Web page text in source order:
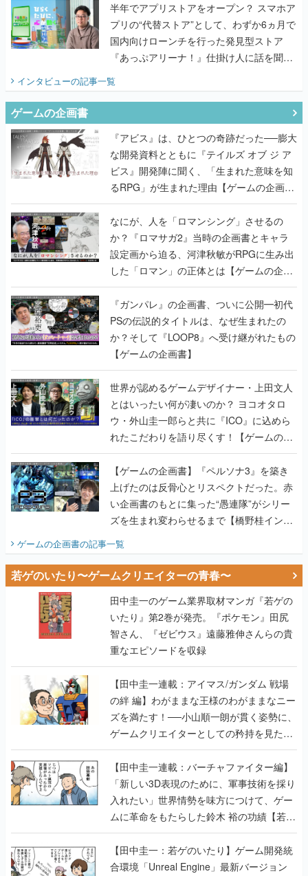
半年でアプリストアをオープン？ スマホア
プリの“代替ストア”として、わずか6ヵ月で
国内向けローンチを行った発見型ストア
『あっぷアリーナ！』仕掛け人に話を聞い
てみた
インタビューの記事一覧
ゲームの企画書
『アビス』は、ひとつの奇跡だった──膨大
な開発資料とともに『テイルズ オブ ジ ア
ビス』開発陣に聞く、「生まれた意味を知
るRPG」が生まれた理由【ゲームの企画
書】
なにが、人を「ロマンシング」させるの
か？『ロマサガ2』当時の企画書とキャラ
設定画から迫る、河津秋敏がRPGに生み出
した「ロマン」の正体とは【ゲームの企画
書】
『ガンパレ』の企画書、ついに公開━初代
PSの伝説的タイトルは、なぜ生まれたの
か？そして『LOOP8』へ受け継がれたもの
【ゲームの企画書】
世界が認めるゲームデザイナー・上田文人
とはいったい何が凄いのか？ ヨコオタロ
ウ・外山圭一郎らと共に『ICO』に込めら
れたこだわりを語り尽くす！【ゲームの企
画書】
【ゲームの企画書】『ペルソナ3』を築き
上げたのは反骨心とリスペクトだった。赤
い企画書のもとに集った“愚連隊”がシリー
ズを生まれ変わらせるまで【橋野桂インタ
ビュー】
ゲームの企画書の記事一覧
若ゲのいたり〜ゲームクリエイターの青春〜
田中圭一のゲーム業界取材マンガ『若ゲの
いたり』第2巻が発売。『ポケモン』田尻
智さん、『ゼビウス』遠藤雅伸さんらの貴
重なエピソードを収録
【田中圭一連載：アイマス/ガンダム 戦場
の絆 編】わがままな王様のわがままなニー
ズを満たす！──小山順一朗が貫く姿勢に、
ゲームクリエイターとしての矜持を見た
【若ゲのいたり最終回】
【田中圭一連載：バーチャファイター編】
「新しい3D表現のために、軍事技術を採り
入れたい」世界情勢を味方につけて、ゲー
ムに革命をもたらした鈴木 裕の功績【若ゲ
のいたり】
【田中圭一：若ゲのいたり】ゲーム開発統
合環境「Unreal Engine」最新バージョン